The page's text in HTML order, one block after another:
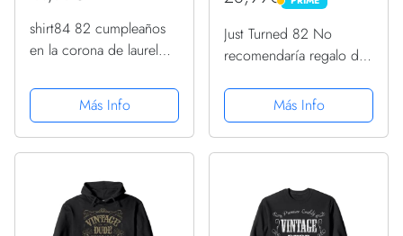
shirt84 82 cumpleaños
en la corona de laurel
para hombre, azul
marino, XXLMás Info
PRIME
Just Turned 82 No
recomendaría regalo de
SudaderaMás Info